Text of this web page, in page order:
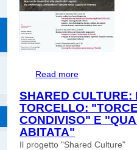
Read more
Venezia
SHARED CULTURE:
TORCELLO:
CONDIVISO" E
ABITATA"
Il progetto "Shared Culture"